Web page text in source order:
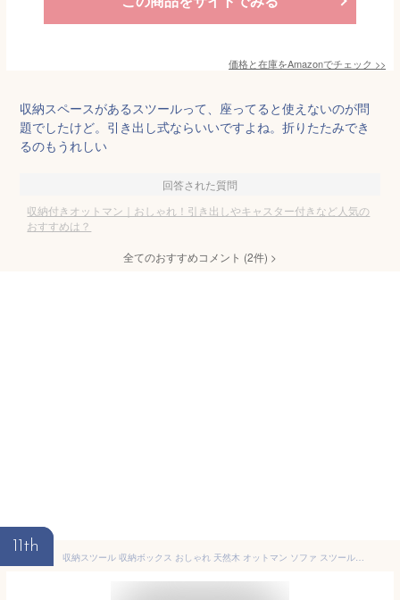
価格と在庫をAmazonでチェック >>
収納スペースがあるスツールって、座ってると使えないのが問
題でしたけど。引き出し式ならいいですよね。折りたたみでき
るのもうれしい
回答された質問
収納付きオットマン｜おしゃれ！引き出しやキャスター付きなど人気の
おすすめは？
全てのおすすめコメント (2件) >
11th
収納スツール 収納ボックス おしゃれ 天然木 オットマン ソファ スツール チェア 収納付オットマン 足置き台 デスクワーク 椅子 腰掛け 一人掛け シンプル 収納付き 新生活 レザー 北欧 一人暮らし アイリスオーヤマ LEC-OT 【AR対応】